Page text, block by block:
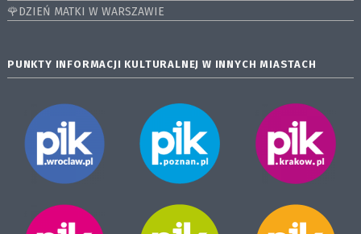
🌹DZIEŃ MATKI W WARSZAWIE
PUNKTY INFORMACJI KULTURALNEJ W INNYCH MIASTACH